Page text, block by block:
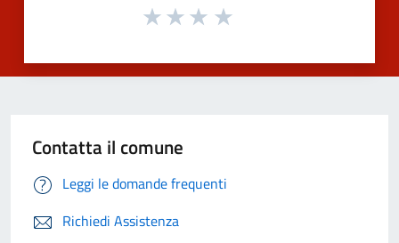
Contatta il comune
Leggi le domande frequenti
Richiedi Assistenza